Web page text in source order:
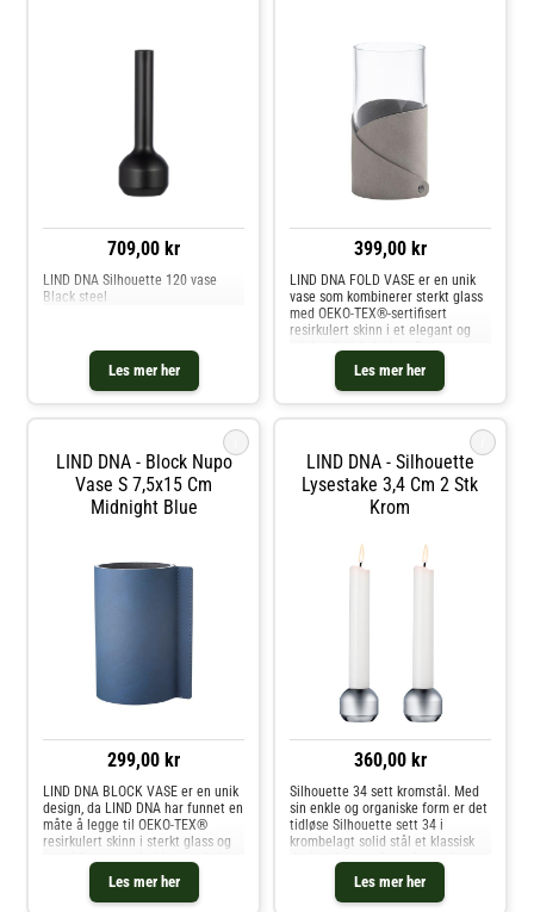
709,00 kr
Les mer her
LIND DNA Silhouette 120 vase
Black steel
399,00 kr
Les mer her
LIND DNA FOLD VASE er en unik
vase som kombinerer sterkt glass
med OEKO-TEX®-sertifisert
resirkulert skinn i et elegant og
resirkulerte skinnet er nøye
brettet rundt glasset, noe som
skaper et lett og stilrent
LIND DNA - Block Nupo
Vase S 7,5x15 Cm
Midnight Blue
299,00 kr
Les mer her
LIND DNA BLOCK VASE er en unik
design, da LIND DNA har funnet en
måte å legge til OEKO-TEX®
resirkulert skinn i sterkt glass og
samtidig opprettholde et enkelt
og klassisk utseende. Vasen er
produsert i Danmark og har
LIND DNA - Silhouette
Lysestake 3,4 Cm 2 Stk
Krom
360,00 kr
Les mer her
Silhouette 34 sett kromstål. Med
sin enkle og organiske form er det
tidløse Silhouette sett 34 i
krombelagt solid stål et klassisk
designelement for enhver plass.
Plasser den individuelt eller i en
samling med flere deler og opplev